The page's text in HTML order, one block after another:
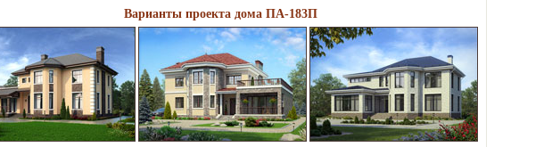
Варианты проекта дома ПА-183П